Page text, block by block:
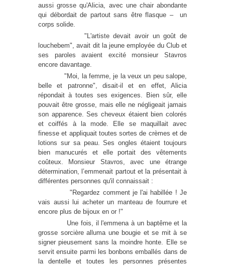
aussi grosse qu'Alicia, avec une chair abondante
qui débordait de partout sans être flasque –
un
corps solide.
"L'artiste devait avoir un goût de
louchebem", avait dit la jeune employée du Club et
ses paroles avaient excité monsieur Stavros
encore davantage.
"Moi, la femme, je la veux un peu salope,
belle et patronne", disait-il et en effet, Alicia
répondait à toutes ses exigences. Bien sûr, elle
pouvait être grosse, mais elle ne négligeait jamais
son apparence. Ses cheveux étaient bien colorés
et coiffés à la mode. Elle se maquillait avec
finesse et appliquait toutes sortes de crèmes et de
lotions sur sa peau. Ses ongles étaient toujours
bien manucurés et elle portait des vêtements
coûteux. Monsieur Stavros, avec une étrange
détermination, l’emmenait partout et la présentait à
différentes personnes qu'il connaissait :
"Regardez comment je l'ai habillée ! Je
vais aussi lui acheter un manteau de fourrure et
encore plus de bijoux en or !"
Une fois, il l'emmena à un baptême et la
grosse sorcière alluma une bougie et se mit à se
signer pieusement sans la moindre honte. Elle se
servit ensuite parmi les bonbons emballés dans de
la dentelle et toutes les personnes présentes